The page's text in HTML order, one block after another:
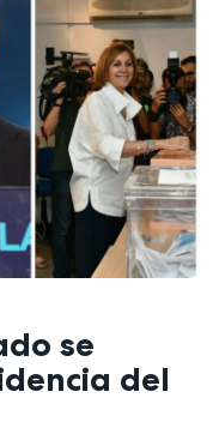
se
del